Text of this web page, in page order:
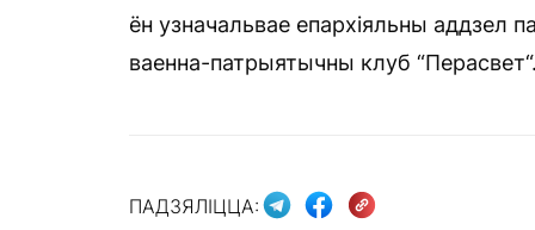
ён узначальвае епархіяльны аддзел
ваенна-патрыятычны клуб
ПАДЗЯЛІЦЦА: